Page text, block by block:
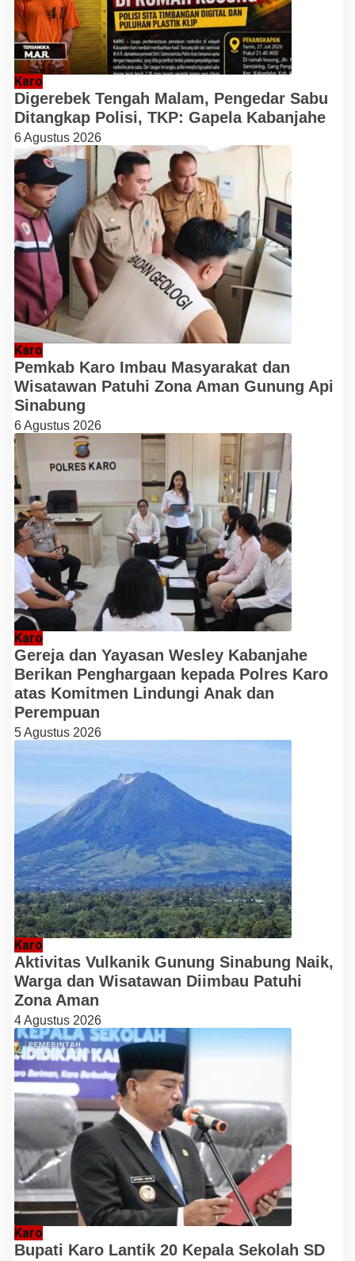
Karo
Digerebek Tengah Malam, Pengedar Sabu
Ditangkap Polisi, TKP: Gapela Kabanjahe
6 Agustus 2026
Karo
Pemkab Karo Imbau Masyarakat dan
Wisatawan Patuhi Zona Aman Gunung Api
Sinabung
6 Agustus 2026
Karo
Gereja dan Yayasan Wesley Kabanjahe
Berikan Penghargaan kepada Polres Karo
atas Komitmen Lindungi Anak dan
Perempuan
5 Agustus 2026
Karo
Aktivitas Vulkanik Gunung Sinabung Naik,
Warga dan Wisatawan Diimbau Patuhi
Zona Aman
4 Agustus 2026
Karo
Bupati Karo Lantik 20 Kepala Sekolah SD